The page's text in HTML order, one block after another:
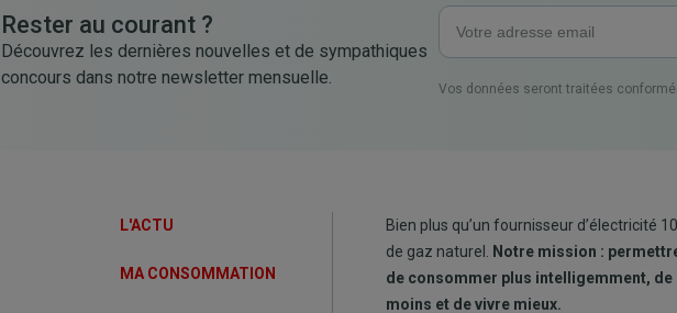
Rester au courant ?
Découvrez les dernières nouvelles et de sympathiques
concours dans notre newsletter mensuelle.
Vos données seront traitées
L'ACTU
MA CONSOMMATION
Bien plus qu’un fournisseur d’électricité
de gaz naturel.
Notre mission :
de consommer plus intelligemment, de
moins et de vivre mieux.